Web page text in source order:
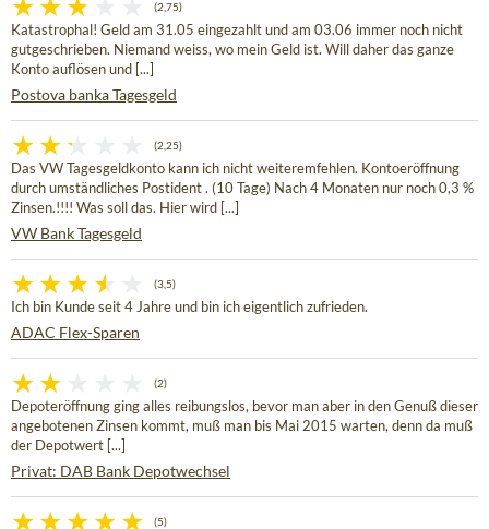
(2,75)
Katastrophal! Geld am 31.05 eingezahlt und am 03.06 immer noch nicht
gutgeschrieben. Niemand weiss, wo mein Geld ist. Will daher das ganze
Konto auflösen und [...]
Postova banka Tagesgeld
(2,25)
Das VW Tagesgeldkonto kann ich nicht weiteremfehlen. Kontoeröffnung
durch umständliches Postident . (10 Tage) Nach 4 Monaten nur noch 0,3 %
Zinsen.!!!! Was soll das. Hier wird [...]
VW Bank Tagesgeld
(3,5)
Ich bin Kunde seit 4 Jahre und bin ich eigentlich zufrieden.
ADAC Flex-Sparen
(2)
Depoteröffnung ging alles reibungslos, bevor man aber in den Genuß dieser
angebotenen Zinsen kommt, muß man bis Mai 2015 warten, denn da muß
der Depotwert [...]
Privat: DAB Bank Depotwechsel
(5)